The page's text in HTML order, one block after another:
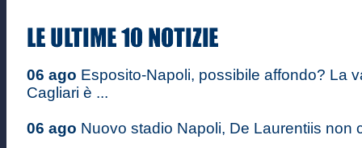
06 ago Esposito-Napoli, possibile affondo? La
Cagliari è ...
06 ago Nuovo stadio Napoli, De Laurentiis non